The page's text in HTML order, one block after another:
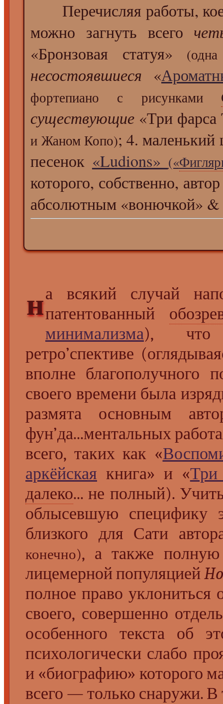
Перечисляя работы,
можно загнуть всего
«Бронзовая статуя»
несостоявшиеся «
фортепиано с рисунками
существующие «Три
и Жаном Копо); 4. маленький
песенок «Ludions» («
которого, собственно,
абсолютным «вонючкой» &
на всякий случай
патентованный
минимализма),
ретро’спективе
вполне благополучного
своего времени была
размята основным
фун’да...ментальных
всего, таких как «
аркёйская книга» и «Три
далеко... не полный).
облысевшую специфику
близкого для Сати
конечно), а также полную
лицемерной популяцией
полное право
своего, совершенно
особенного текста об
психологически слабо
и «биографию» которого
всего — только снаружи. В